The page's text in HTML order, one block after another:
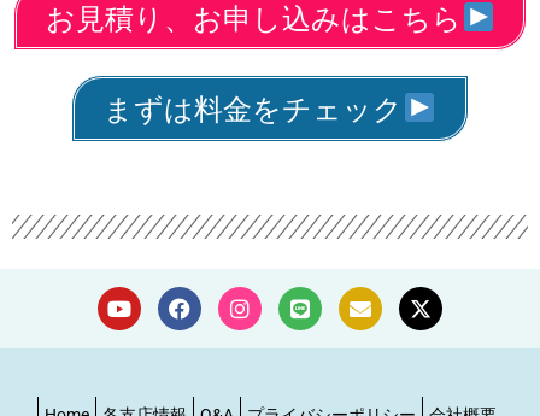
お見積り、お申し込みはこちら
まずは料金をチェック